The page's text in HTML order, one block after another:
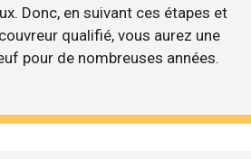
Donc, en suivant ces étapes et
qualifié, vous aurez une
pour de nombreuses années.